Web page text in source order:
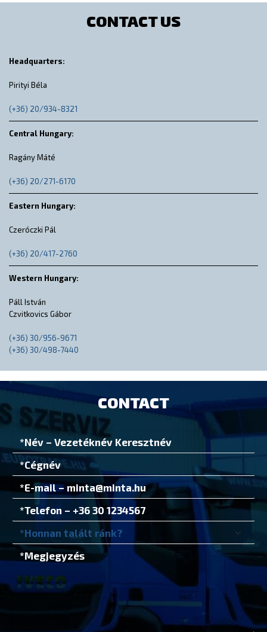
CONTACT US
Headquarters:
Pirityi Béla
(+36) 20/934-8321
Central Hungary:
Ragány Máté
(+36) 20/271-6170
Eastern Hungary:
Czeróczki Pál
(+36) 20/417-2760
Western Hungary:
Páll István
Czvitkovics Gábor
(+36) 30/956-9671
(+36) 30/498-7440
CONTACT